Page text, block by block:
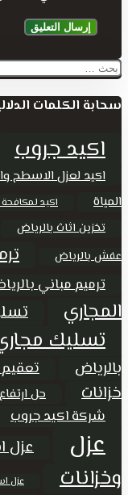
البحث
سحابة الكلمات
اكيد جروب
اكيد لعزل الاسطح
المياة
اكيد
تخزين اثاث بالرياض
عفش بالرياض
ترميم مباني
المجاري
تسليك
بالرياض
تعقيم
خزانات
حل
شركة اكيد جروب
عزل عزل
وخزانات
عزل